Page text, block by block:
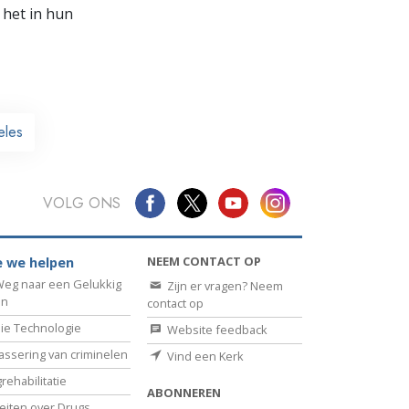
in hun
VOLG ONS
we helpen
naar een Gelukkig
Technologie
van criminelen
NEEM CONTACT OP
Zijn er vragen? Neem
contact op
Website feedback
Vind een Kerk
ABONNEREN